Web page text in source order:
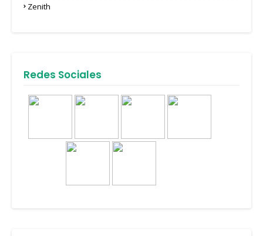
Zenith
Redes Sociales